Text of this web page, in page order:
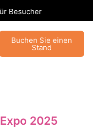
Besucher
Buchen Sie einen
Stand
2025